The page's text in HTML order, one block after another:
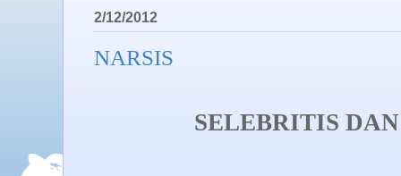
2/12/2012
NARSIS
SELEBRITIS